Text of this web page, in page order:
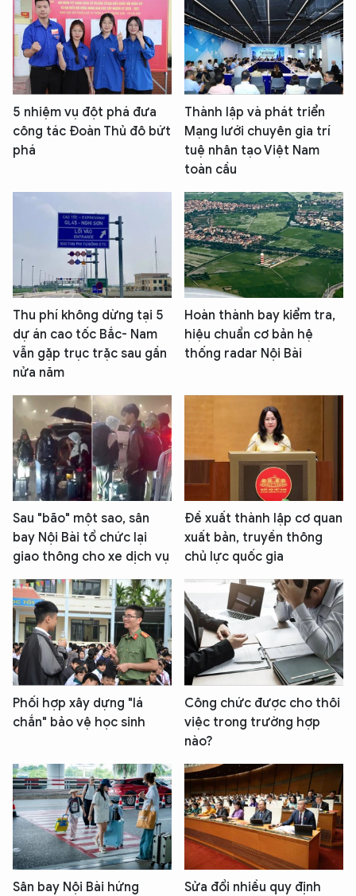
5 nhiệm vụ đột phá đưa
công tác Đoàn Thủ đô bứt
phá
Thành lập và phát triển
Mạng lưới chuyên gia trí
tuệ nhân tạo Việt Nam
toàn cầu
Thu phí không dừng tại 5
dự án cao tốc Bắc- Nam
vẫn gặp trục trặc sau gần
nửa năm
Hoàn thành bay kiểm tra,
hiệu chuẩn cơ bản hệ
thống radar Nội Bài
Sau "bão" một sao, sân
bay Nội Bài tổ chức lại
giao thông cho xe dịch vụ
Đề xuất thành lập cơ quan
xuất bản, truyền thông
chủ lực quốc gia
Phối hợp xây dựng "lá
chắn" bảo vệ học sinh
Công chức được cho thôi
việc trong trường hợp
nào?
Sân bay Nội Bài hứng
Sửa đổi nhiều quy định